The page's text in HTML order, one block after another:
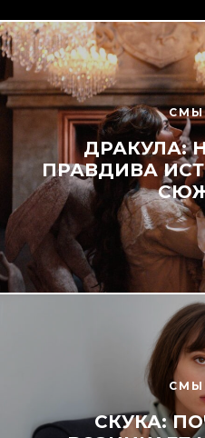
ДРАКУЛА:
ПРАВДИВА
СКУКА: